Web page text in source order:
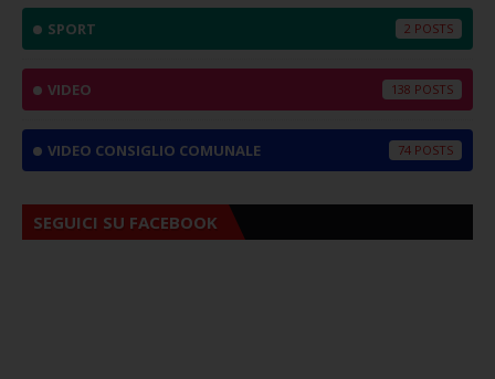
SPORT 2
VIDEO 138
VIDEO CONSIGLIO COMUNALE 74
SEGUICI SU FACEBOOK